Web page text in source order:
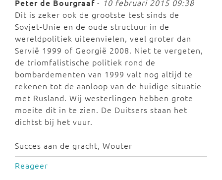
Peter de Bourgraaf - 10 februari 2015 09:38
Dit is zeker ook de grootste test sinds de
Sovjet-Unie en de oude structuur in de
wereldpolitiek uiteenvielen, veel groter dan
Servië 1999 of Georgië 2008. Niet te vergeten,
de triomfalistische politiek rond de
bombardementen van 1999 valt nog altijd te
rekenen tot de aanloop van de huidige situatie
met Rusland. Wij westerlingen hebben grote
moeite dit in te zien. De Duitsers staan het
dichtst bij het vuur.
Succes aan de gracht, Wouter
Reageer